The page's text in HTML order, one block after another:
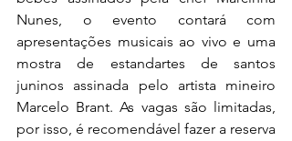
Nunes, o evento contará com
apresentações musicais ao vivo e uma
mostra de estandartes de santos
juninos assinada pelo artista mineiro
Marcelo Brant. As vagas são limitadas,
por isso, é recomendável fazer a reserva